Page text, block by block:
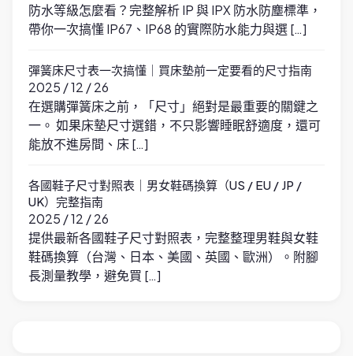
防水等級怎麼看？完整解析 IP 與 IPX 防水防塵標準，
帶你一次搞懂 IP67、IP68 的實際防水能力與選 […]
彈簧床尺寸表一次搞懂｜買床墊前一定要看的尺寸指南
2025 / 12 / 26
在選購彈簧床之前，「尺寸」絕對是最重要的關鍵之
一。 如果床墊尺寸選錯，不只影響睡眠舒適度，還可
能放不進房間、床 […]
各國鞋子尺寸對照表｜男女鞋碼換算（US / EU / JP /
UK）完整指南
2025 / 12 / 26
提供最新各國鞋子尺寸對照表，完整整理男鞋與女鞋
鞋碼換算（台灣、日本、美國、英國、歐洲）。附腳
長測量教學，避免買 […]